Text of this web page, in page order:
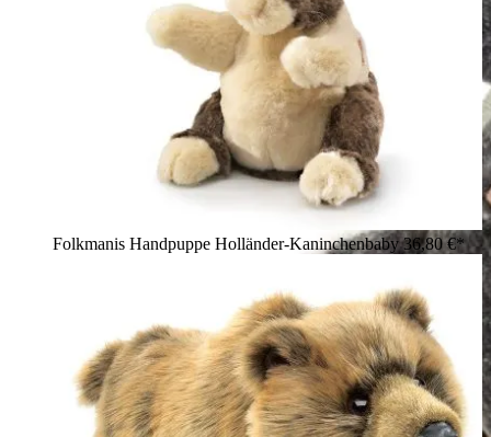
Folkmanis Handpuppe Holländer-Kaninchenbaby36,80 €*